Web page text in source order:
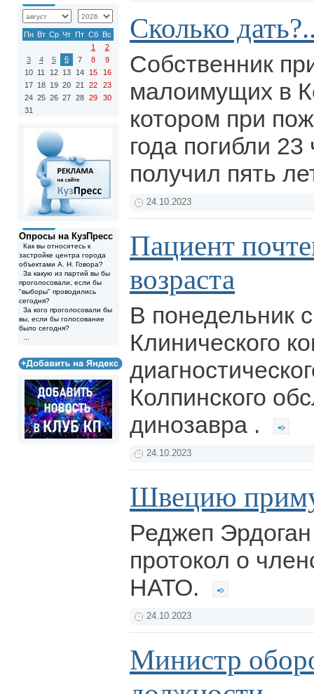
Пн Вт Ср Чт Пт Сб Вс
1
2
3
4 5 6 7 8
9
10 11 12 13 14 15
16
17 18 19 20 21 22
23
24 25 26 27 28 29
30
31
Опросы на КузПресс
Как вы относитесь к
застройке центра города
объектами А. Н. Говора?
За какую из партий вы бы
проголосовали, если бы
"выборы" проводились
сегодня?
За кого проголосовали бы
вы, если бы голосование
было сегодня?
Сколько
Собственник
малоимущих в
котором при
года погибли 23
получил пять
24.10.2023
Пациент
возраста
В понедельник
Клинического
Колпинского
динозавра .
24.10.2023
Швецию
Реджеп
протокол о
НАТО.
24.10.2023
Министр